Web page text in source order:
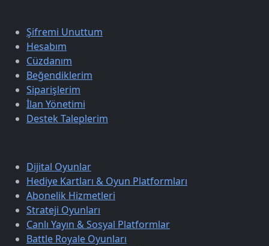
Şifremi Unuttum
Hesabım
Cüzdanım
Beğendiklerim
Siparişlerim
İlan Yönetimi
Destek Taleplerim
Dijital Oyunlar
Hediye Kartları & Oyun Platformları
Abonelik Hizmetleri
Strateji Oyunları
Canlı Yayın & Sosyal Platformlar
Battle Royale Oyunları